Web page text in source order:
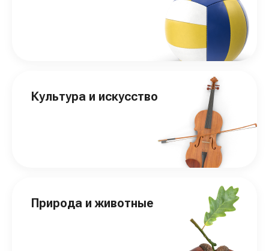
Культура и искусство
Природа и животные